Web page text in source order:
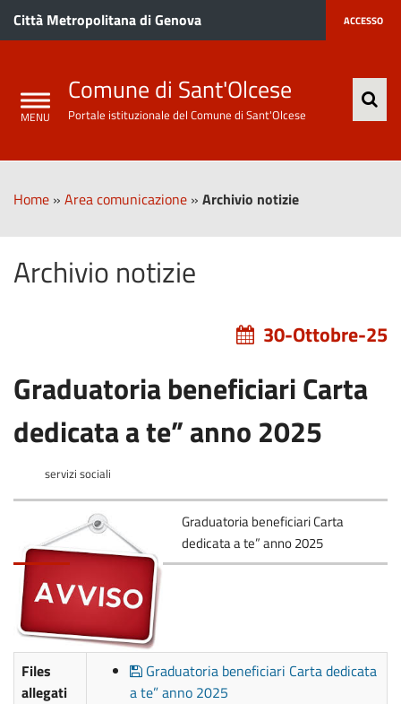
Città Metropolitana di Genova ACCESSO
Comune di Sant'Olcese
Portale istituzionale del Comune di Sant'Olcese
Home » Area comunicazione » Archivio notizie
Archivio notizie
30-Ottobre-25
Graduatoria beneficiari Carta
dedicata a te” anno 2025
servizi sociali
Graduatoria beneficiari Carta
dedicata a te” anno 2025
Files
allegati
Graduatoria beneficiari Carta dedicata
a te” anno 2025